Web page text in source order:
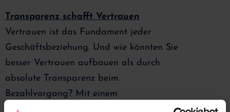
Transparenz schafft Vertrauen
Vertrauen ist das Fundament jeder
Geschäftsbeziehung. Und wie könnten Sie
besser Vertrauen aufbauen als durch
absolute Transparenz beim
Bezahlvorgang? Mit einem
Kundenbildschirm können Ihre Kunden